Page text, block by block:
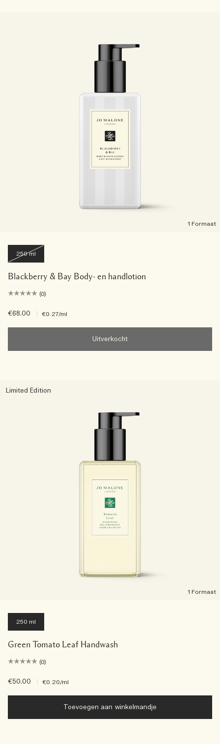
1 Formaat
250 ml
Blackberry & Bay Body- en handlotion
(0)
€68.00 €0.27/ml
Uitverkocht
Limited Edition
1 Formaat
250 ml
Green Tomato Leaf Handwash
(0)
€50.00 €0.20/ml
Toevoegen aan winkelmandje